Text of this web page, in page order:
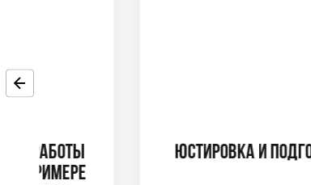
ЮСТИРОВКА И ПОДГОТОВКА